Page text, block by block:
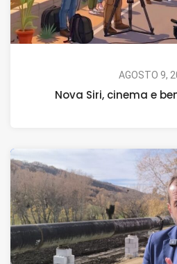
AGOSTO 9,
Nova Siri, cinema e